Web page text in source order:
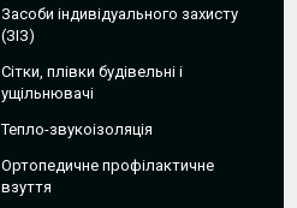
Засоби індивідуального захисту
(ЗІЗ)
Сітки, плівки будівельні і
ущільнювачі
Тепло-звукоізоляція
Ортопедичне профілактичне
взуття